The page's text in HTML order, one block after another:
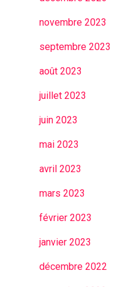
novembre 2023
septembre 2023
août 2023
juillet 2023
juin 2023
mai 2023
avril 2023
mars 2023
février 2023
janvier 2023
décembre 2022